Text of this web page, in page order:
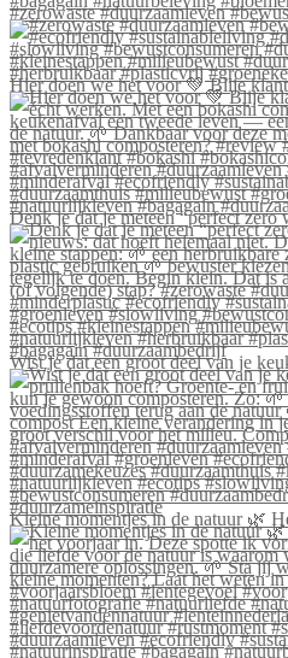
#zerowaste #duurzaamleven
Hier doen we het voor 💚 Blije
Denk je dat je meteen “perfect zero
Wist je dat een groot deel van je
Kleine momentjes in de natuur 🌿